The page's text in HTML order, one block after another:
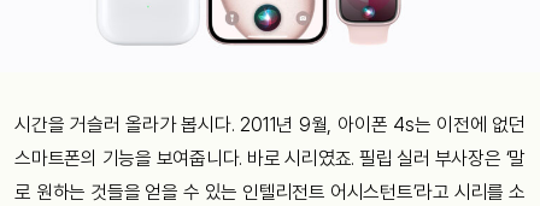
시간을 거슬러 올라가 봅시다. 2011년 9월, 아이폰 4s는 이전에 없던
스마트폰의 기능을 보여줍니다. 바로 시리였죠. 필립 실러 부사장은 ‘말
로 원하는 것들을 얻을 수 있는 인텔리전트 어시스턴트’라고 시리를 소